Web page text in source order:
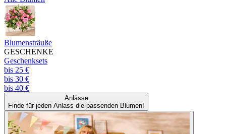
Blumensträuße
GESCHENKE
Geschenksets
bis 25 €
bis 30 €
bis 40 €
Anlässe
Finde für jeden Anlass die passenden Blumen!